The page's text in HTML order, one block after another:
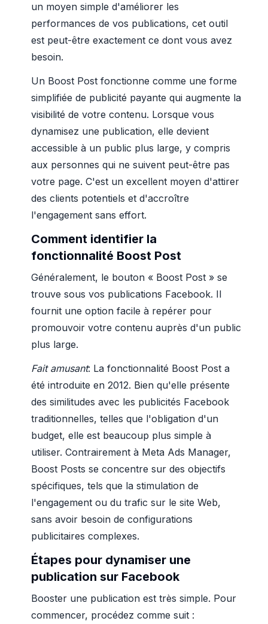
un moyen simple d'améliorer les
performances de vos publications, cet outil
est peut-être exactement ce dont vous avez
besoin.
Un Boost Post fonctionne comme une forme
simplifiée de publicité payante qui augmente la
visibilité de votre contenu. Lorsque vous
dynamisez une publication, elle devient
accessible à un public plus large, y compris
aux personnes qui ne suivent peut-être pas
votre page. C'est un excellent moyen d'attirer
des clients potentiels et d'accroître
l'engagement sans effort.
Comment identifier la
fonctionnalité Boost Post
Généralement, le bouton « Boost Post » se
trouve sous vos publications Facebook. Il
fournit une option facile à repérer pour
promouvoir votre contenu auprès d'un public
plus large.
Fait amusant: La fonctionnalité Boost Post a
été introduite en 2012. Bien qu'elle présente
des similitudes avec les publicités Facebook
traditionnelles, telles que l'obligation d'un
budget, elle est beaucoup plus simple à
utiliser. Contrairement à Meta Ads Manager,
Boost Posts se concentre sur des objectifs
spécifiques, tels que la stimulation de
l'engagement ou du trafic sur le site Web,
sans avoir besoin de configurations
publicitaires complexes.
Étapes pour dynamiser une
publication sur Facebook
Booster une publication est très simple. Pour
commencer, procédez comme suit :